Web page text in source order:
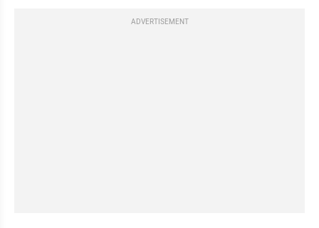
ADVERTISEMENT